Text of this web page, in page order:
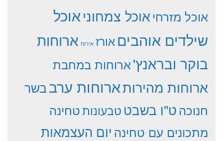
אוכל מזרחיאוכל צמחוניאוכל
שילדים אוהביםאורז אירוח ארוחות
בוקר ובראנץ'ארוחות במחבת
ארוחות מהירותארוחות ערבבשר
חנוכהט"ו בשבט טבעונותטחינה
מתכונים עם טחינה יום העצמאות